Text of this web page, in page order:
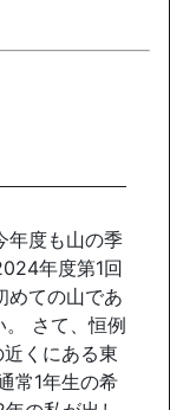
年度も山の季
年度第1回
めての山であ
。 さて、恒例
くにある東
常1年生の希